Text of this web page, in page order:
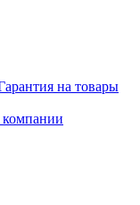
на товары